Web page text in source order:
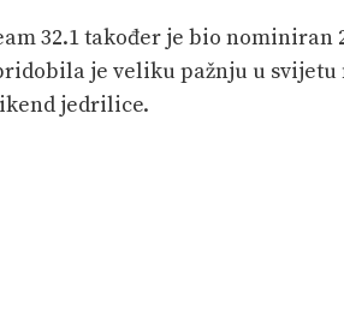
32.1 također je bio nominiran
je veliku pažnju u svijetu
jedrilice.